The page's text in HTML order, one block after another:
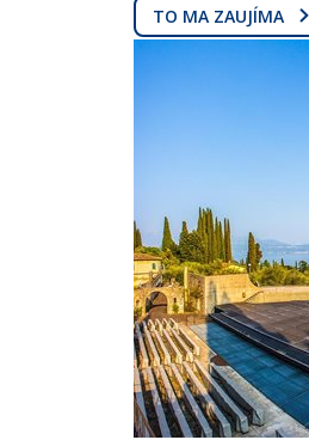
TO MA ZAUJÍMA